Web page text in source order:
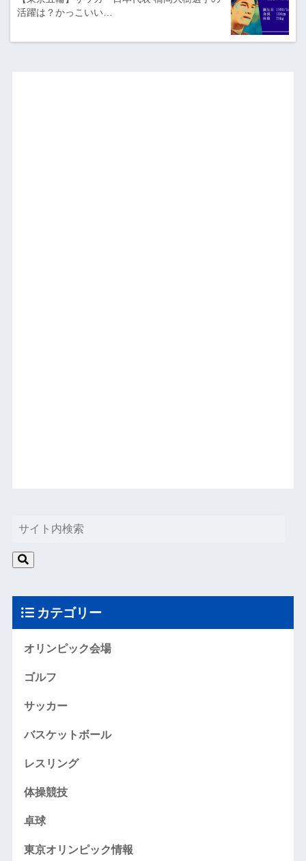
活躍は？かっこいい…
カテゴリー
オリンピック会場
ゴルフ
サッカー
バスケットボール
レスリング
体操競技
卓球
東京オリンピック情報